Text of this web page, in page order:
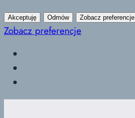
Akceptuję Odmów Zobacz preferencje
Zobacz preferencje